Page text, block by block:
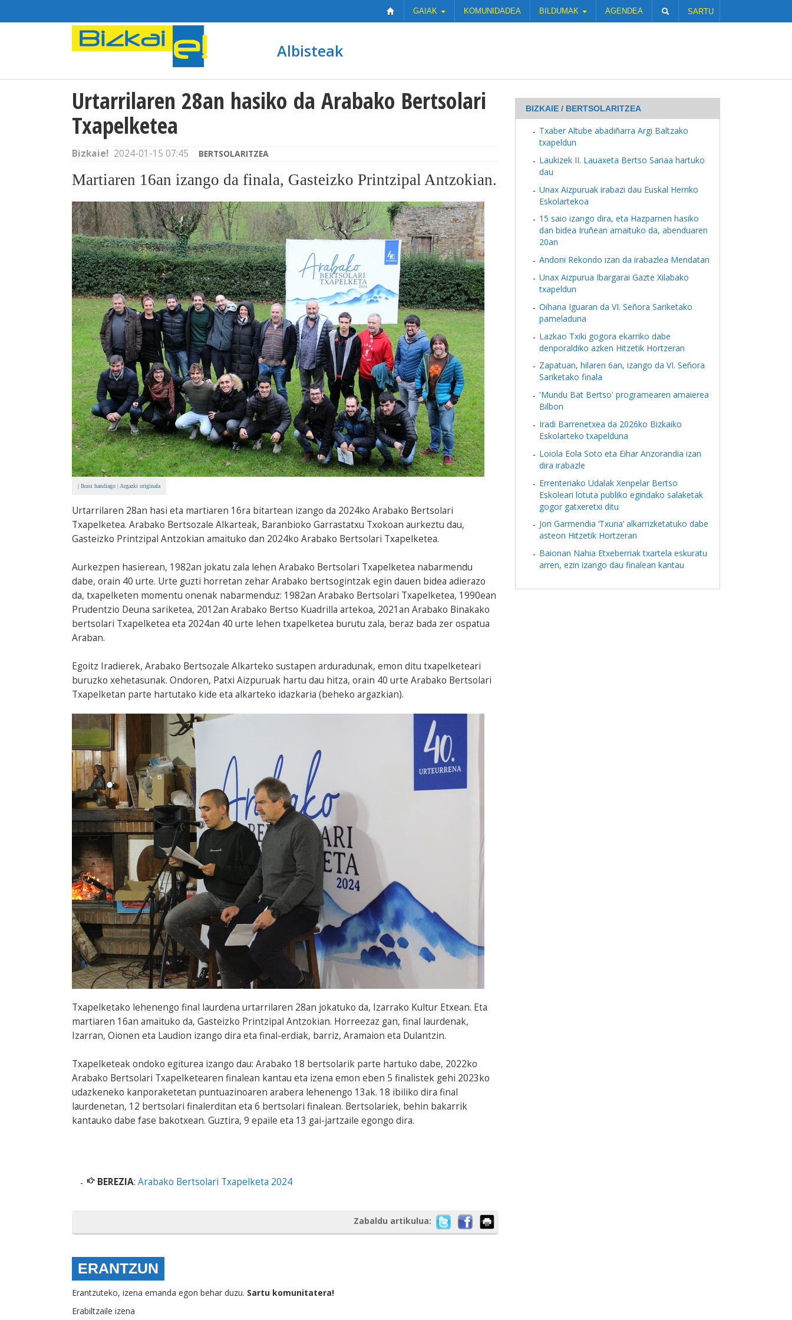
GAIAK KOMUNIDADEA BILDUMAK AGENDEA SARTU
Albisteak
Urtarrilaren 28an hasiko da Arabako Bertsolari
Txapelketea
Bizkaie! 2024-01-15 07:45 BERTSOLARITZEA
Martiaren 16an izango da finala, Gasteizko Printzipal Antzokian.
| Ikusi handiago | Argazki originala
Urtarrilaren 28an hasi eta martiaren 16ra bitartean izango da 2024ko Arabako Bertsolari
Txapelketea. Arabako Bertsozale Alkarteak, Baranbioko Garrastatxu Txokoan aurkeztu dau,
Gasteizko Printzipal Antzokian amaituko dan 2024ko Arabako Bertsolari Txapelketea.
Aurkezpen hasierean, 1982an jokatu zala lehen Arabako Bertsolari Txapelketea nabarmendu
dabe, orain 40 urte. Urte guzti horretan zehar Arabako bertsogintzak egin dauen bidea adierazo
da, txapelketen momentu onenak nabarmenduz: 1982an Arabako Bertsolari Txapelketea, 1990ean
Prudentzio Deuna sariketea, 2012an Arabako Bertso Kuadrilla artekoa, 2021an Arabako Binakako
bertsolari Txapelketea eta 2024an 40 urte lehen txapelketea burutu zala, beraz bada zer ospatua
Araban.
Egoitz Iradierek, Arabako Bertsozale Alkarteko sustapen arduradunak, emon ditu txapelketeari
buruzko xehetasunak. Ondoren, Patxi Aizpuruak hartu dau hitza, orain 40 urte Arabako Bertsolari
Txapelketan parte hartutako kide eta alkarteko idazkaria (beheko argazkian).
Txapelketako lehenengo final laurdena urtarrilaren 28an jokatuko da, Izarrako Kultur Etxean. Eta
martiaren 16an amaituko da, Gasteizko Printzipal Antzokian. Horreezaz gan, final laurdenak,
Izarran, Oionen eta Laudion izango dira eta final-erdiak, barriz, Aramaion eta Dulantzin.
Txapelketeak ondoko egiturea izango dau: Arabako 18 bertsolarik parte hartuko dabe, 2022ko
Arabako Bertsolari Txapelketearen finalean kantau eta izena emon eben 5 finalistek gehi 2023ko
udazkeneko kanporaketetan puntuazinoaren arabera lehenengo 13ak. 18 ibiliko dira final
laurdenetan, 12 bertsolari finalerditan eta 6 bertsolari finalean. Bertsolariek, behin bakarrik
kantauko dabe fase bakotxean. Guztira, 9 epaile eta 13 gai-jartzaile egongo dira.
BEREZIA: Arabako Bertsolari Txapelketa 2024
Zabaldu artikulua:
ERANTZUN
Erantzuteko, izena emanda egon behar duzu. Sartu komunitatera!
Erabiltzaile izena
BIZKAIE / BERTSOLARITZEA
Txaber Altube abadiñarra Argi Baltzako
txapeldun
Laukizek II. Lauaxeta Bertso Sariaa hartuko
dau
Unax Aizpuruak irabazi dau Euskal Herriko
Eskolartekoa
15 saio izango dira, eta Hazparnen hasiko
dan bidea Iruñean amaituko da, abenduaren
20an
Andoni Rekondo izan da irabazlea Mendatan
Unax Aizpurua Ibargarai Gazte Xilabako
txapeldun
Oihana Iguaran da VI. Señora Sariketako
pameladuna
Lazkao Txiki gogora ekarriko dabe
denporaldiko azken Hitzetik Hortzeran
Zapatuan, hilaren 6an, izango da VI. Señora
Sariketako finala
'Mundu Bat Bertso' programearen amaierea
Bilbon
Iradi Barrenetxea da 2026ko Bizkaiko
Eskolarteko txapelduna
Loiola Eola Soto eta Eihar Anzorandia izan
dira irabazle
Errenteriako Udalak Xenpelar Bertso
Eskoleari lotuta publiko egindako salaketak
gogor gatxeretxi ditu
Jon Garmendia ‘Txuria’ alkarrizketatuko dabe
asteon Hitzetik Hortzeran
Baionan Nahia Etxeberriak txartela eskuratu
arren, ezin izango dau finalean kantau